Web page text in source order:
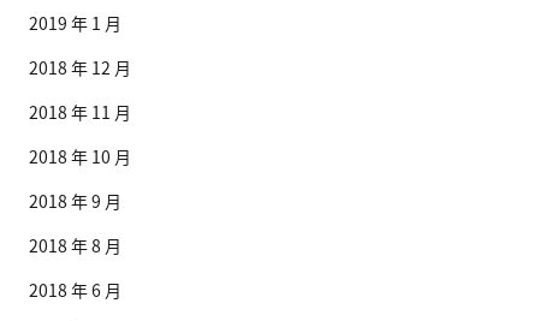
2019 年 1 月
2018 年 12 月
2018 年 11 月
2018 年 10 月
2018 年 9 月
2018 年 8 月
2018 年 6 月